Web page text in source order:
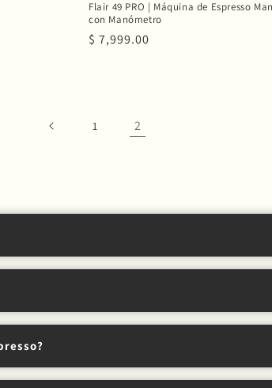
Flair 49 PRO | Máquina de Espresso
con Manómetro
Precio
$ 7,999.00
1 2
(ej.Flair Espresso).
y presión.
AeroPress.